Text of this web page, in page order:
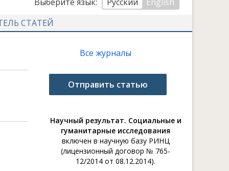
СТАТЕЙ
Все журналы
Отправить статью
Научный результат. Социальные и
гуманитарные исследования
включен в научную базу РИНЦ
(лицензионный договор № 765-
12/2014 от 08.12.2014).